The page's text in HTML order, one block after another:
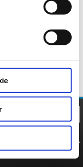
POLITYKA